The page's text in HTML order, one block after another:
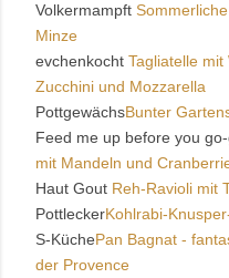
Volkermampft
Minze
evchenkocht Tagliatelle
Zucchini und Mozzarella
PottgewächsBunter
Feed me up before you
mit Mandeln und
Haut Gout Reh-Ravioli mit
PottleckerKohlrabi-
S-KüchePan Bagnat -
der Provence